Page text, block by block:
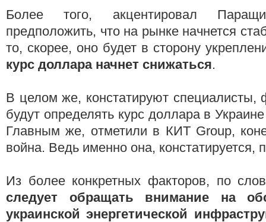
Более того, акцентировал
предположить, что на рынке начнется
то, скорее, оно будет в сторону
курс доллара начнет снижаться.
В целом же, констатируют специалисты,
будут определять курс доллара в
Главным же, отметили в КИТ Group,
война. Ведь именно она, констатируется,
Из более конкретных факторов, по
следует обращать внимание на
украинской энергетической